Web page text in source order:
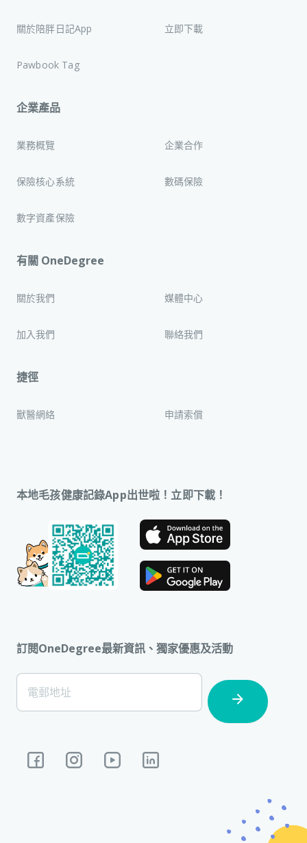
關於陪胖日記App 立即下載
Pawbook Tag
企業產品
業務概覽 企業合作
保險核心系統 數碼保險
數字資產保險
有關 OneDegree
關於我們 媒體中心
加入我們 聯絡我們
捷徑
獸醫網絡 申請索償
本地毛孩健康記錄App出世啦！立即下載！
訂閱OneDegree最新資訊、獨家優惠及活動
[Footer]
Subscription
電郵地址